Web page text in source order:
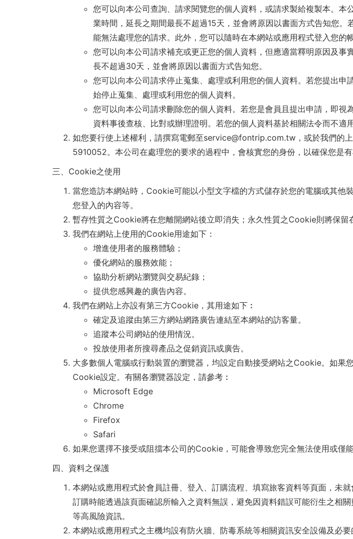
您可以向本公司查詢、請求閱覽您的個人資料，或請求製給複製本。
業時間，延長之期間最長不超過15天，並會將原因以書面方式告知您
能無法處理您的請求。此外，您可以隨時在本網站或應用程式登入您的
您可以向本公司請求補充或更正您的個人資料，但應適當釋明原因及
長不超過30天，並會將原因以書面方式告知您。
您可以向本公司請求停止蒐集、處理或利用您的個人資料。若您提出
始停止蒐集、處理或利用您的個人資料。
您可以向本公司請求刪除您的個人資料。若您是會員且提出申請，即
資料事後查核、比對或辦理證明。若您的個人資料基於相關法令而不適
如您要行使上述權利，請撰寫電郵至service@fontrip.com.tw，或於我們的
5910052。本公司在處理您的要求的過程中，會核實您的身份，以確保您是有
三、Cookie之使用
當您造訪本網站時，Cookie可能以小型文字檔的方式儲存於您的電腦或其
您登入的內容等。
暫存性質之Cookie將在您離開網站後立即消失；永久性質之Cookie則將保留
我們在網站上使用的Cookie用途如下：
增進使用者的服務體驗；
優化網站的服務效能；
協助分析網站瀏覽與交易紀錄；
提供您感興趣的廣告內容。
我們在網站上亦設有第三方Cookie，其用途如下︰
確定及追蹤由第三方網站網路廣告連結至本網站的訪客量。
追蹤本公司網站的使用情況。
投放使用者所搜尋產品之促銷資訊或廣告。
大多數個人電腦或行動裝置的瀏覽器，均設定自動接受網站之Cookie。如
Cookie設定。有關各瀏覽器設定，請參考︰
Microsoft Edge
Chrome
Firefox
Safari
如果您選擇不接受或阻擋本公司的Cookie，可能會導致您完全無法使用或僅
四、資料之保護
本網站或應用程式於會員註冊、登入、訂購流程、填寫旅客資料等頁面，未
訂購時能透過該頁面確認所輸入之資料無誤，避免因資料錯誤可能衍生之相
等高風險資訊。
本網站或應用程式之主機均設有防火牆、防毒系統等相關資訊安全設備及必